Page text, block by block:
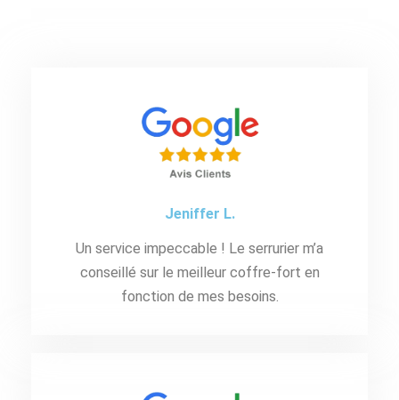
Jeniffer L.
Un service impeccable ! Le serrurier m’a
conseillé sur le meilleur coffre-fort en
fonction de mes besoins.